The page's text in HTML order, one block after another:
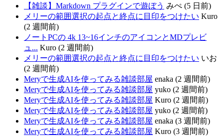
【雑談】Markdown プラグインで遊ぼう みぺ (5 日前)
メリーの範囲選択の起点と終点に目印をつけたい Kuro
(2 週間前)
ノートPCの 4k 13~16インチのアイコンとMDプレビ
ュ... Kuro (2 週間前)
メリーの範囲選択の起点と終点に目印をつけたい いお
(2 週間前)
Meryで生成AIを使ってみる雑談部屋 enaka (2 週間前)
Meryで生成AIを使ってみる雑談部屋 yuko (2 週間前)
Meryで生成AIを使ってみる雑談部屋 Kuro (2 週間前)
Meryで生成AIを使ってみる雑談部屋 yuko (2 週間前)
Meryで生成AIを使ってみる雑談部屋 enaka (3 週間前)
Meryで生成AIを使ってみる雑談部屋 Kuro (3 週間前)